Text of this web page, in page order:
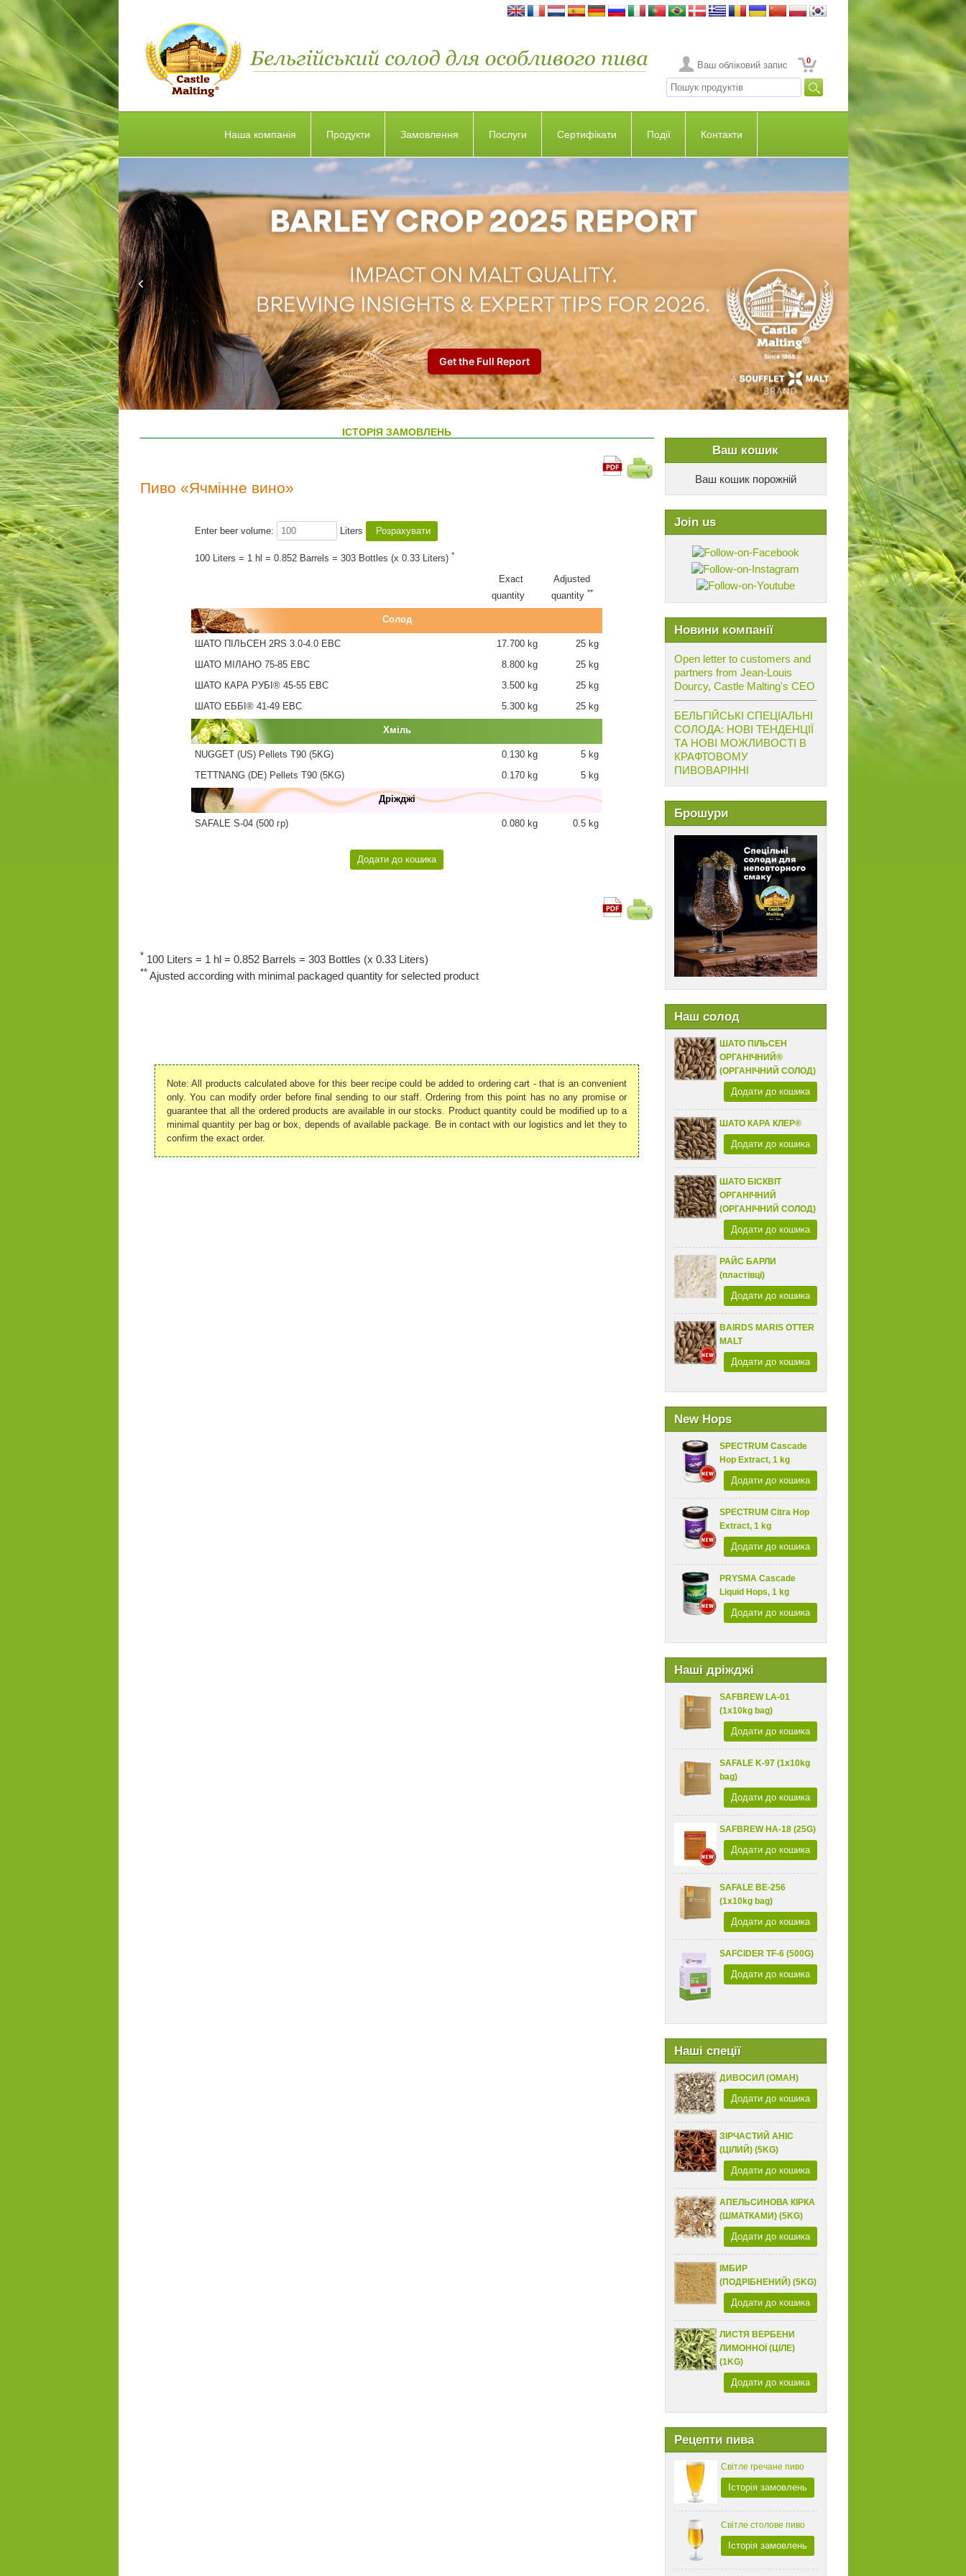
Ваш обліковий запис 0
Наша компанія Продукти Замовлення Послуги Сертифікати Події Контакти
Ваш кошик
Ваш кошик порожній
Join us
Новини компанії
Open letter to customers and
partners from Jean-Louis
Dourcy, Castle Malting's CEO
БЕЛЬГІЙСЬКІ СПЕЦІАЛЬНІ
СОЛОДА: НОВІ ТЕНДЕНЦІЇ
ТА НОВІ МОЖЛИВОСТІ В
КРАФТОВОМУ
ПИВОВАРІННІ
Брошури
Наш солод
ШАТО ПІЛЬСЕН
ОРГАНІЧНИЙ®
(ОРГАНІЧНИЙ СОЛОД)
Додати до кошика
ШАТО КАРА КЛЕР®
Додати до кошика
ШАТО БІСКВІТ
ОРГАНІЧНИЙ
(ОРГАНІЧНИЙ СОЛОД)
Додати до кошика
РАЙС БАРЛИ
(пластівці)
Додати до кошика
BAIRDS MARIS OTTER
MALT
Додати до кошика
New Hops
SPECTRUM Cascade
Hop Extract, 1 kg
Додати до кошика
SPECTRUM Citra Hop
Extract, 1 kg
Додати до кошика
PRYSMA Cascade
Liquid Hops, 1 kg
Додати до кошика
Наші дріжджі
SAFBREW LA-01
(1x10kg bag)
Додати до кошика
SAFALE K-97 (1x10kg
bag)
Додати до кошика
SAFBREW HA-18 (25G)
Додати до кошика
SAFALE BE-256
(1x10kg bag)
Додати до кошика
SAFCIDER TF-6 (500G)
Додати до кошика
Наші спеції
ДИВОСИЛ (ОМАН)
Додати до кошика
ЗІРЧАСТИЙ АНІС
(ЦІЛИЙ) (5KG)
Додати до кошика
АПЕЛЬСИНОВА КІРКА
(ШМАТКАМИ) (5KG)
Додати до кошика
ІМБИР
(ПОДРІБНЕНИЙ) (5KG)
Додати до кошика
ЛИСТЯ ВЕРБЕНИ
ЛИМОННОЇ (ЦІЛЕ)
(1KG)
Додати до кошика
Рецепти пива
Світле гречане пиво
Історія замовлень
Світле столове пиво
Історія замовлень
ІСТОРІЯ ЗАМОВЛЕНЬ
Пиво «Ячмінне вино»
Enter beer volume: Liters
100 Liters = 1 hl = 0.852 Barrels = 303 Bottles (x 0.33 Liters) *
Exact
quantity
Adjusted
quantity **
Солод
ШАТО ПІЛЬСЕН 2RS 3.0-4.0 EBC 17.700 kg
25 kg
ШАТО МІЛАНО 75-85 EBC
8.800 kg
25 kg
ШАТО КАРА РУБІ® 45-55 EBC
3.500 kg
25 kg
ШАТО ЕББІ® 41-49 EBC
5.300 kg 25 kg
Хміль
NUGGET (US) Pellets T90 (5KG) 0.130 kg
5 kg
TETTNANG (DE) Pellets T90 (5KG)
0.170 kg 5 kg
Дріжджі
SAFALE S-04 (500 гр) 0.080 kg 0.5 kg
* 100 Liters = 1 hl = 0.852 Barrels = 303 Bottles (x 0.33 Liters)
** Ajusted according with minimal packaged quantity for selected product
Note: All products calculated above for this beer recipe could be added to ordering cart - that is an convenient
only. You can modify order before final sending to our staff. Ordering from this point has no any promise or
guarantee that all the ordered products are available in our stocks. Product quantity could be modified up to a
minimal quantity per bag or box, depends of available package. Be in contact with our logistics and let they to
confirm the exact order.